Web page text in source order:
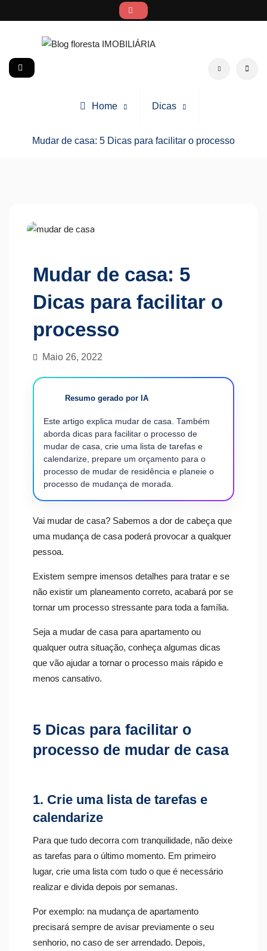
to
Blog floresta IMOBILIÁRIA Search social
Home Dicas
Mudar de casa: 5 Dicas para facilitar o processo
Mudar de casa: 5
Dicas para facilitar o
processo
Maio 26, 2022
Resumo gerado por IA
Este artigo explica mudar de casa. Também
aborda dicas para facilitar o processo de
mudar de casa, crie uma lista de tarefas e
calendarize, prepare um orçamento para o
processo de mudar de residência e planeie o
processo de mudança de morada.
Vai mudar de casa? Sabemos a dor de cabeça que
uma mudança de casa poderá provocar a qualquer
pessoa.
Existem sempre imensos detalhes para tratar e se
não existir um planeamento correto, acabará por se
tornar um processo stressante para toda a família.
Seja a mudar de casa para apartamento ou
qualquer outra situação, conheça algumas dicas
que vão ajudar a tornar o processo mais rápido e
menos cansativo.
5 Dicas para facilitar o
processo de mudar de casa
1. Crie uma lista de tarefas e
calendarize
Para que tudo decorra com tranquilidade, não deixe
as tarefas para o último momento. Em primeiro
lugar, crie uma lista com tudo o que é necessário
realizar e divida depois por semanas.
Por exemplo: na mudança de apartamento
precisará sempre de avisar previamente o seu
senhorio, no caso de ser arrendado. Depois,